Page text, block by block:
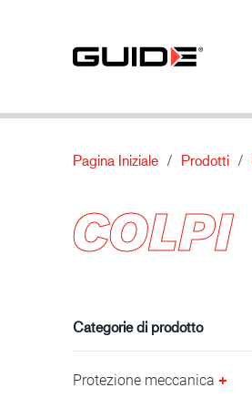
Protezione meccanica
Protezione chimica
Standard
Caratteristiche
Chi siamo
Contatti
Pagina Iniziale Prodotti
COLPI
Categorie di prodotto
Protezione meccanica